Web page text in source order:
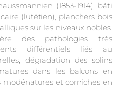
(1853-1914), bâti
(lutétien), planchers bois
sur les niveaux nobles.
des pathologies très
différentiels liés au
dégradation des solins
dans les balcons en
modénatures et corniches en